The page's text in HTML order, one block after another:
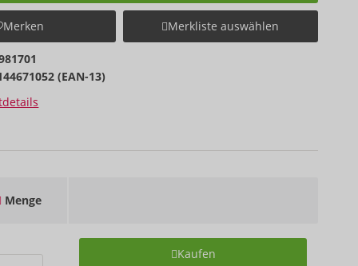
Merken Merkliste auswählen
(EAN-13)
Menge
Kaufen